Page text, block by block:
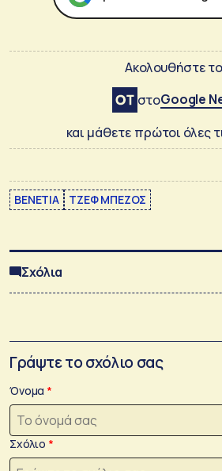
Ακολουθήστε
στοGoogle
και μάθετε πρώτοι όλες
ΒΕΝΕΤΙΑ ΤΖΕΦ ΜΠΕΖΟΣ
Σχόλια
Γράψτε το σχόλιο σας
Όνομα
Σχόλιο